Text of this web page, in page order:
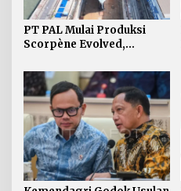
PT PAL Mulai Produksi
Scorpène Evolved,
Prancis